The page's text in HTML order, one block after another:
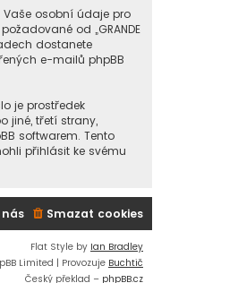
osobní údaje pro
od „GRANDE
dostanete
e-mailů phpBB
je prostředek
jiné, třetí strany,
softwarem. Tento
přihlásit ke svému
Smazat cookies
Flat Style by Ian Bradley
Limited | Provozuje Buchtič
Český překlad – phpBB.cz